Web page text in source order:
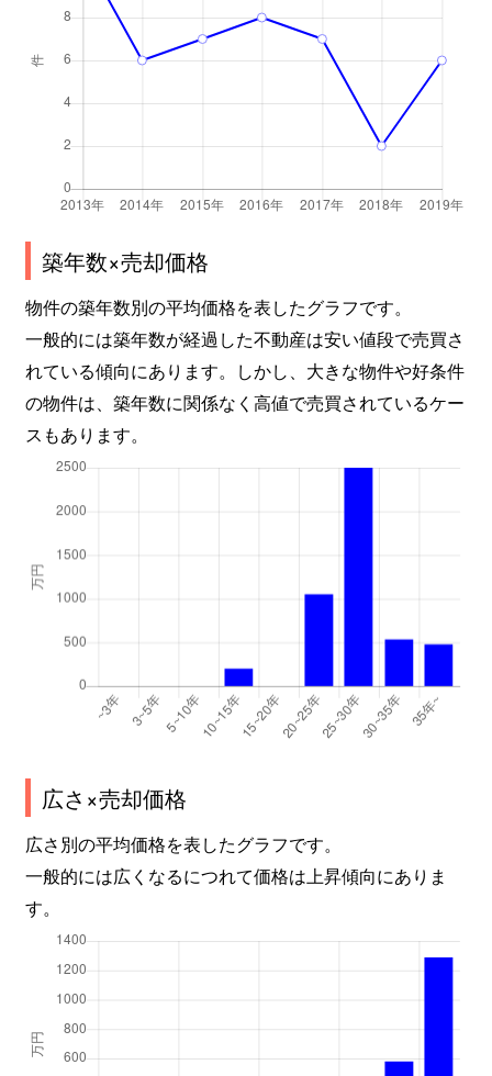
築年数×売却価格
物件の築年数別の平均価格を表したグラフです。
一般的には築年数が経過した不動産は安い値段で売買さ
れている傾向にあります。しかし、大きな物件や好条件
の物件は、築年数に関係なく高値で売買されているケー
スもあります。
広さ×売却価格
広さ別の平均価格を表したグラフです。
一般的には広くなるにつれて価格は上昇傾向にありま
す。